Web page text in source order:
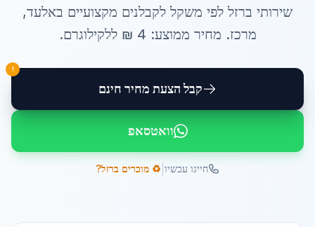
שירותי ברזל לפי משקל לקבלנים מקצועיים באלעד,
מרכז. מחיר ממוצע: 4 ₪ ללקילוגרם.
קבל הצעת מחיר חינם
!
וואטסאפ
חייגו עכשיו ♻️ מוכרים ברזל?